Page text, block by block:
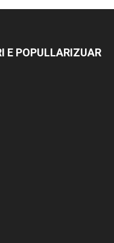
E POPULLARIZUAR